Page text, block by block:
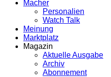
Macher
Personalien
Watch Talk
Meinung
Marktplatz
Magazin
Aktuelle Ausgabe
Archiv
Abonnement